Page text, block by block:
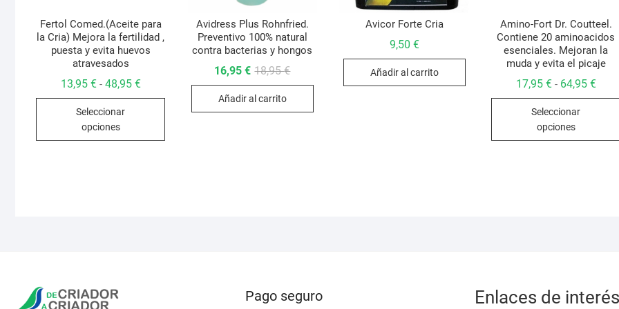
Fertol Comed.(Aceite para
la Cria) Mejora la fertilidad ,
puesta y evita huevos
atravesados
13,95 € - 48,95 €Rango
48,95 €
Seleccionar
opciones
Este
Avidress Plus Rohnfried.
Preventivo 100% natural
contra bacterias y hongos
18,95€El
18,95 €.
16,95€
El
16,95 €.
Añadir al carrito
Avicor Forte Cria
9,50 €
Añadir al carrito
Amino-Fort Dr. Coutteel.
Contiene 20 aminoacidos
esenciales. Mejoran la
muda y evita el picaje
17,95 € - 64,95 €Rango
64,95
Seleccionar
opciones
Pago seguro Enlaces de interés